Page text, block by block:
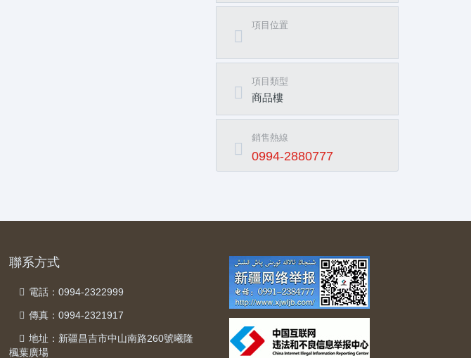
項目位置
項目類型
商品樓
銷售熱線
0994-2880777
聯系方式
電話：0994-2322999
傳真：0994-2321917
地址：新疆昌吉市中山南路260號曦隆
楓葉廣場